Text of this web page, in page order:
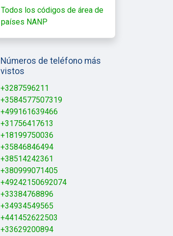
Todos los códigos de área de
países NANP
Números de teléfono más
vistos
+3287596211
+3584577507319
+499161639466
+31756417613
+18199750036
+35846846494
+38514242361
+380999071405
+49242150692074
+33384768896
+34934549565
+441452622503
+33629200894